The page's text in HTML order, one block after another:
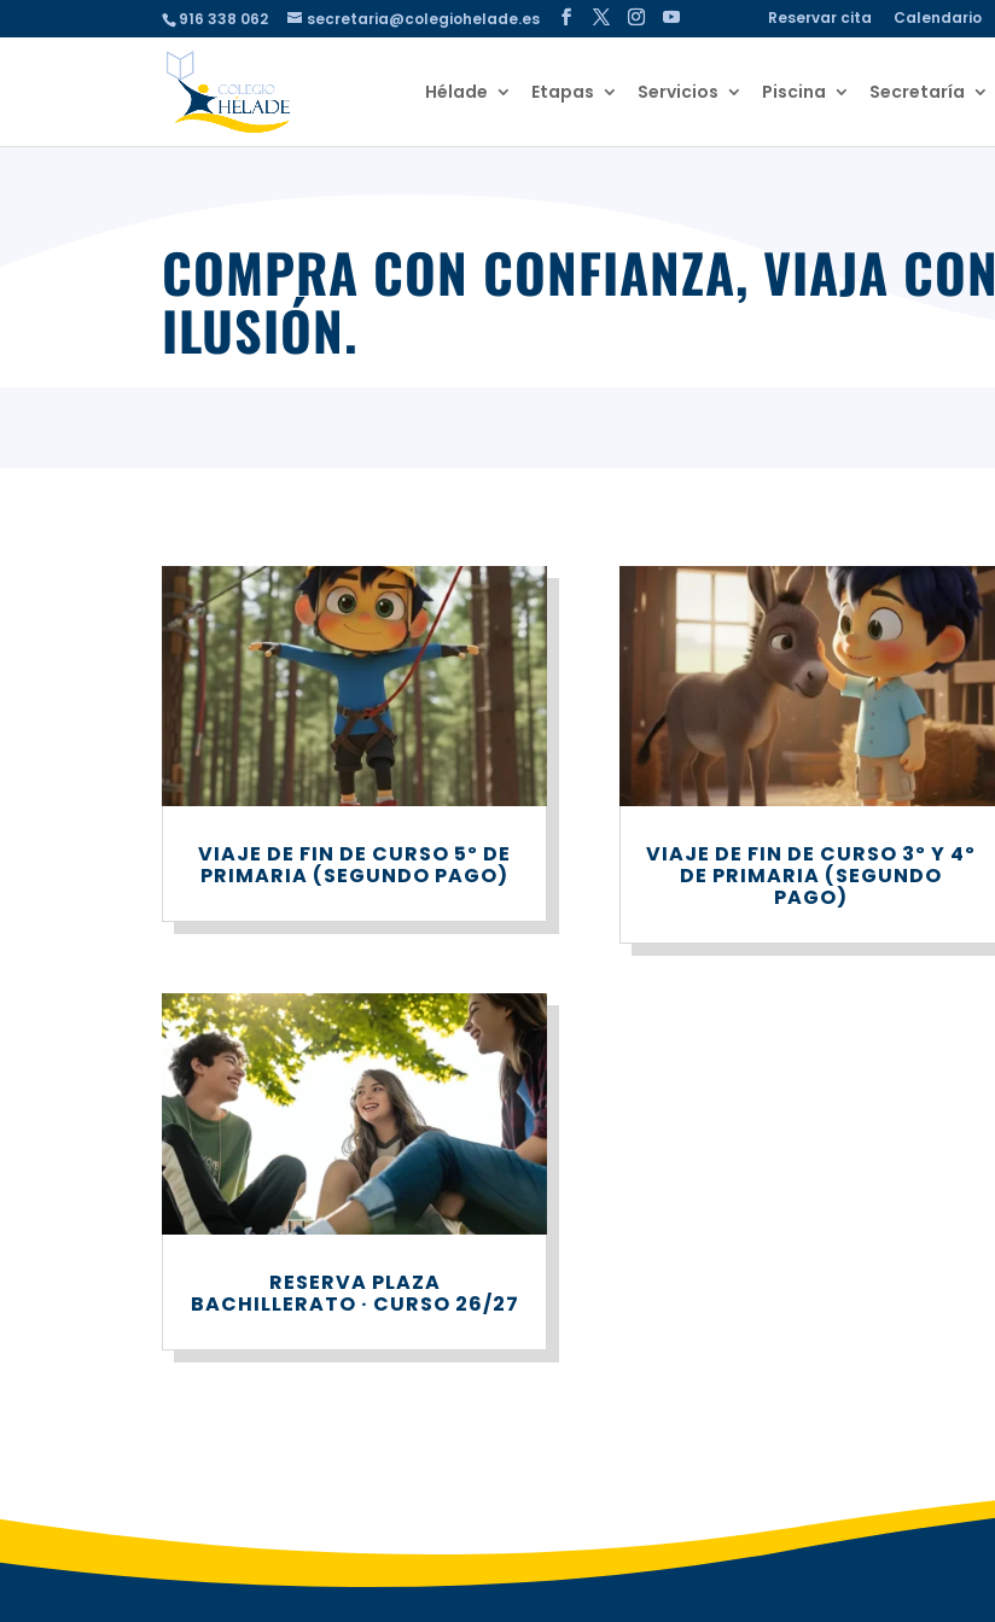
916 338 062 secretaria@colegiohelade.es Reservar cita Calendario
Hélade Etapas Servicios Piscina Secretaría
COMPRA CON CONFIANZA, VIAJA CON
ILUSIÓN.
VIAJE DE FIN DE CURSO 5º DE
PRIMARIA (SEGUNDO PAGO)
RESERVA PLAZA
BACHILLERATO · CURSO 26/27
VIAJE DE FIN DE CURSO 3º Y 4º
DE PRIMARIA (SEGUNDO
PAGO)